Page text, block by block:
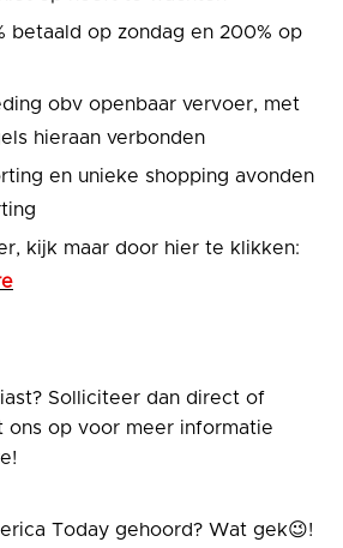
betaald op zondag en 200% op
obv openbaar vervoer, met
hieraan verbonden
en unieke shopping avonden
kijk maar door hier te klikken:
Solliciteer dan direct of
ons op voor meer informatie
Today gehoord? Wat gek😉!